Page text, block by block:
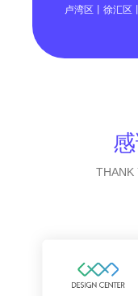
卢湾区丨徐汇区
THANK